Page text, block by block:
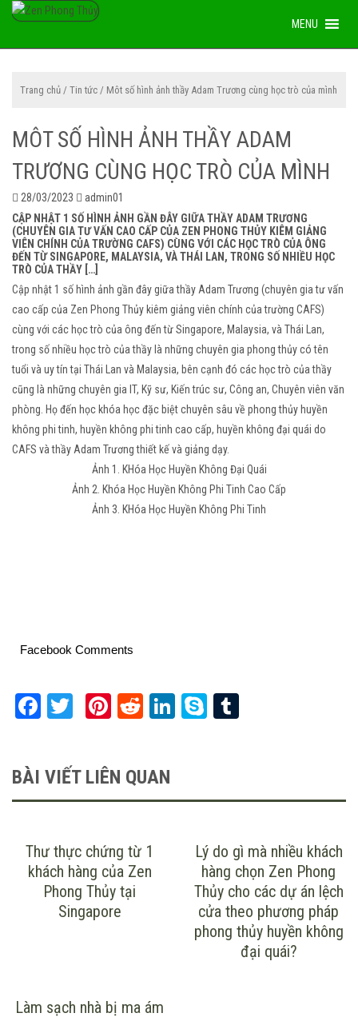
Trang chủ / Tin tức / Môt số hình ảnh thầy Adam Trương cùng học trò của mình
MÔT SỐ HÌNH ẢNH THẦY ADAM
TRƯƠNG CÙNG HỌC TRÒ CỦA MÌNH
28/03/2023
admin01
CẬP NHẬT 1 SỐ HÌNH ẢNH GẦN ĐÂY GIỮA THẦY ADAM TRƯƠNG
(CHUYÊN GIA TƯ VẤN CAO CẤP CỦA ZEN PHONG THỦY KIÊM GIẢNG
VIÊN CHÍNH CỦA TRƯỜNG CAFS) CÙNG VỚI CÁC HỌC TRÒ CỦA ÔNG
ĐẾN TỪ SINGAPORE, MALAYSIA, VÀ THÁI LAN, TRONG SỐ NHIỀU HỌC
TRÒ CỦA THẦY […]
Cập nhật 1 số hình ảnh gần đây giữa thầy Adam Trương (chuyên gia tư vấn
cao cấp của Zen Phong Thủy kiêm giảng viên chính của trường CAFS)
cùng với các học trò của ông đến từ Singapore, Malaysia, và Thái Lan,
trong số nhiều học trò của thầy là những chuyên gia phong thủy có tên
tuổi và uy tín tại Thái Lan và Malaysia, bên cạnh đó các học trò của thầy
cũng là những chuyên gia IT, Kỹ sư, Kiến trúc sư, Công an, Chuyên viên văn
phòng. Họ đến học khóa học đặc biệt chuyên sâu về phong thủy huyền
không phi tinh, huyền không phi tinh cao cấp, huyền không đại quái do
CAFS và thầy Adam Trương thiết kế và giảng dạy.
Ảnh 1. KHóa Học Huyền Không Đại Quái
Ảnh 2. Khóa Học Huyền Không Phi Tinh Cao Cấp
Ảnh 3. KHóa Học Huyền Không Phi Tinh
Facebook Comments
Facebook
TwitterPinterest
RedditLinkedIn
Skype
BÀI VIẾT LIÊN QUAN
Thư thực chứng từ 1
khách hàng của Zen
Phong Thủy tại
Singapore
Lý do gì mà nhiều khách
hàng chọn Zen Phong
Thủy cho các dự án lệch
cửa theo phương pháp
phong thủy huyền không
đại quái?
Làm sạch nhà bị ma ám